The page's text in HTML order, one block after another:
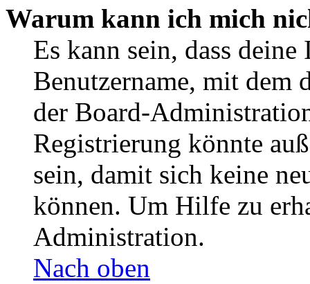
Warum kann ich mich
Es kann sein, dass
Benutzername, mit dem
der Board-
Registrierung könnte
sein, damit sich keine
können. Um Hilfe zu
Administration.
Nach oben